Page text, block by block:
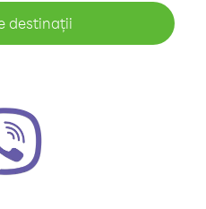
destinații